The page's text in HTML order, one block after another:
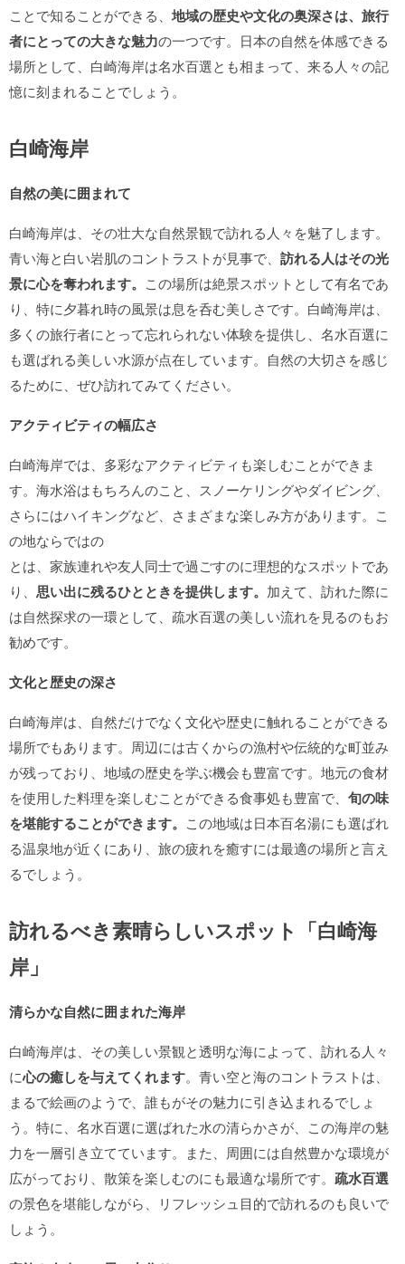
ことで知ることができる、 地域の歴史や文化の奥深さは、旅行
者にとっての大きな魅力の一つです。日本の自然を体感できる
場所として、白崎海岸は名水百選とも相まって、来る人々の記
憶に刻まれることでしょう。
白崎海岸
自然の美に囲まれて
白崎海岸は、その壮大な自然景観で訪れる人々を魅了します。
青い海と白い岩肌のコントラストが見事で、 訪れる人はその光
景に心を奪われます。 この場所は絶景スポットとして有名であ
り、特に夕暮れ時の風景は息を呑む美しさです。白崎海岸は、
多くの旅行者にとって忘れられない体験を提供し、名水百選に
も選ばれる美しい水源が点在しています。自然の大切さを感じ
るために、ぜひ訪れてみてください。
アクティビティの幅広さ
白崎海岸では、多彩なアクティビティも楽しむことができま
す。海水浴はもちろんのこと、スノーケリングやダイビング、
さらにはハイキングなど、さまざまな楽しみ方があります。こ
の地ならではの
とは、家族連れや友人同士で過ごすのに理想的なスポットであ
り、 思い出に残るひとときを提供します。 加えて、訪れた際に
は自然探求の一環として、疏水百選の美しい流れを見るのもお
勧めです。
文化と歴史の深さ
白崎海岸は、自然だけでなく文化や歴史に触れることができる
場所でもあります。周辺には古くからの漁村や伝統的な町並み
が残っており、地域の歴史を学ぶ機会も豊富です。地元の食材
を使用した料理を楽しむことができる食事処も豊富で、 旬の味
を堪能することができます。 この地域は日本百名湯にも選ばれ
る温泉地が近くにあり、旅の疲れを癒すには最適の場所と言え
るでしょう。
訪れるべき素晴らしいスポット「白崎海
岸」
清らかな自然に囲まれた海岸
白崎海岸は、その美しい景観と透明な海によって、訪れる人々
に心の癒しを与えてくれます。青い空と海のコントラストは、
まるで絵画のようで、誰もがその魅力に引き込まれるでしょ
う。特に、名水百選に選ばれた水の清らかさが、この海岸の魅
力を一層引き立てています。また、周囲には自然豊かな環境が
広がっており、散策を楽しむのにも最適な場所です。 疏水百選
の景色を堪能しながら、リフレッシュ目的で訪れるのも良いで
しょう。